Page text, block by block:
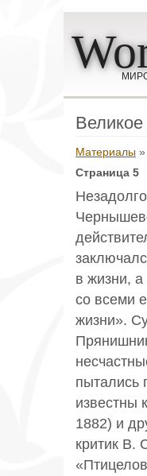
Великое
Материалы »
Страница 5
в жизни,
со всеми
жизни».
пытались
известны
1882) и
критик В.